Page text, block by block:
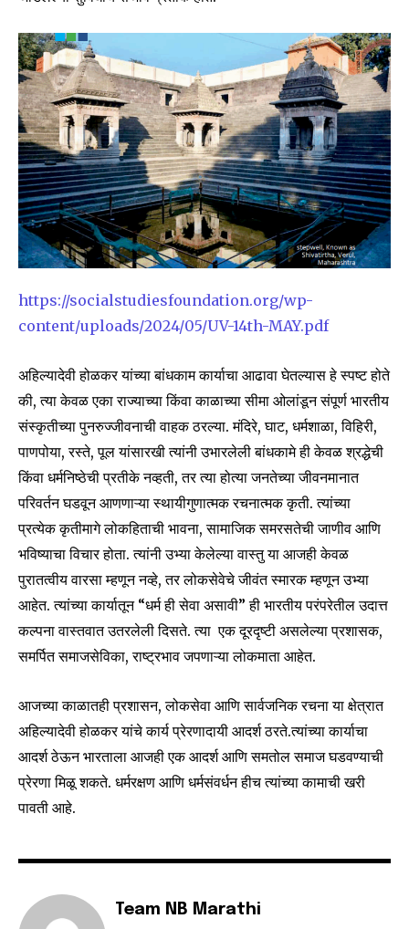
https://socialstudiesfoundation.org/wp-
content/uploads/2024/05/UV-14th-MAY.pdf
अहिल्यादेवी होळकर यांच्या बांधकाम कार्याचा आढावा घेतल्यास हे स्पष्ट होते
की, त्या केवळ एका राज्याच्या किंवा काळाच्या सीमा ओलांडून संपूर्ण भारतीय
संस्कृतीच्या पुनरुज्जीवनाची वाहक ठरल्या. मंदिरे, घाट, धर्मशाळा, विहिरी,
पाणपोया, रस्ते, पूल यांसारखी त्यांनी उभारलेली बांधकामे ही केवळ श्रद्धेची
किंवा धर्मनिष्ठेची प्रतीके नव्हती, तर त्या होत्या जनतेच्या जीवनमानात
परिवर्तन घडवून आणणाऱ्या स्थायीगुणात्मक रचनात्मक कृती. त्यांच्या
प्रत्येक कृतीमागे लोकहिताची भावना, सामाजिक समरसतेची जाणीव आणि
भविष्याचा विचार होता. त्यांनी उभ्या केलेल्या वास्तु या आजही केवळ
पुरातत्वीय वारसा म्हणून नव्हे, तर लोकसेवेचे जीवंत स्मारक म्हणून उभ्या
आहेत. त्यांच्या कार्यातून “धर्म ही सेवा असावी” ही भारतीय परंपरेतील उदात्त
कल्पना वास्तवात उतरलेली दिसते. त्या एक दूरदृष्टी असलेल्या प्रशासक,
समर्पित समाजसेविका, राष्ट्रभाव जपणाऱ्या लोकमाता आहेत.
आजच्या काळातही प्रशासन, लोकसेवा आणि सार्वजनिक रचना या क्षेत्रात
अहिल्यादेवी होळकर यांचे कार्य प्रेरणादायी आदर्श ठरते.त्यांच्या कार्याचा
आदर्श ठेऊन भारताला आजही एक आदर्श आणि समतोल समाज घडवण्याची
प्रेरणा मिळू शकते. धर्मरक्षण आणि धर्मसंवर्धन हीच त्यांच्या कामाची खरी
पावती आहे.
Team NB Marathi